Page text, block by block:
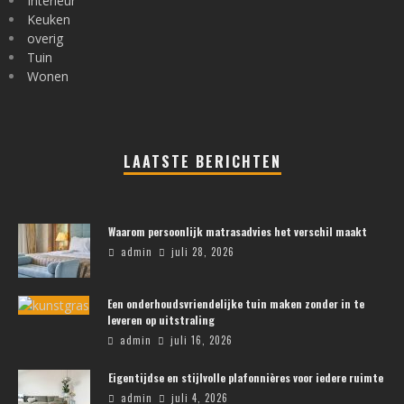
Keuken
overig
Tuin
Wonen
LAATSTE BERICHTEN
Waarom persoonlijk matrasadvies het verschil maakt
admin juli 28, 2026
Een onderhoudsvriendelijke tuin maken zonder in te
leveren op uitstraling
admin juli 16, 2026
Eigentijdse en stijlvolle plafonnières voor iedere ruimte
admin juli 4, 2026